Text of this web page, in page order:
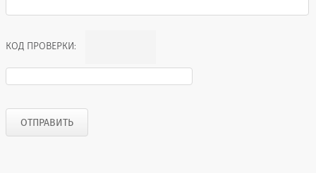
КОД ПРОВЕРКИ: